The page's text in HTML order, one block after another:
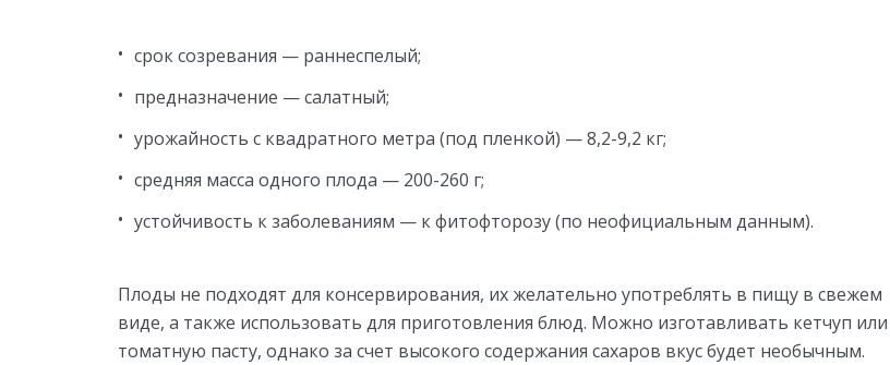
срок созревания — раннеспелый;
предназначение — салатный;
урожайность с квадратного метра (под пленкой) — 8,2-9,2 кг;
средняя масса одного плода — 200-260 г;
устойчивость к заболеваниям — к фитофторозу (по неофициальным данным).
Плоды не подходят для консервирования, их желательно употреблять в пищу в свежем
виде, а также использовать для приготовления блюд. Можно изготавливать кетчуп или
томатную пасту, однако за счет высокого содержания сахаров вкус будет необычным.